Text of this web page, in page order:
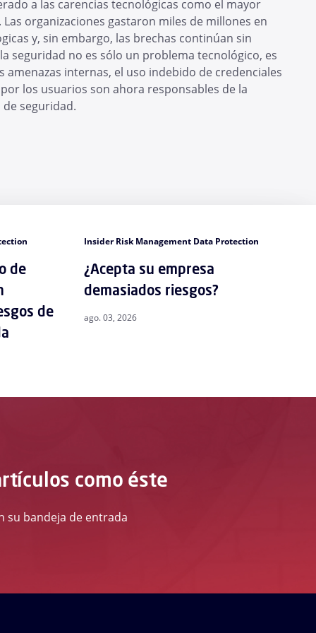
a las carencias tecnológicas como el mayor
organizaciones gastaron miles de millones en
y, sin embargo, las brechas continúan sin
seguridad no es sólo un problema tecnológico, es
amenazas internas, el uso indebido de credenciales
los usuarios son ahora responsables de la
seguridad.
de
de
Insider Risk Management Data Protection
ago. 03, 2026
¿Acepta su empresa
demasiados riesgos?
como éste
su bandeja de entrada